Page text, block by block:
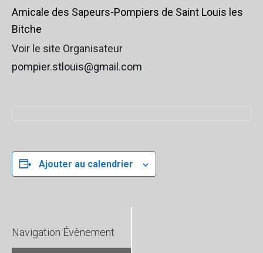
Amicale des Sapeurs-Pompiers de Saint Louis les
Bitche
Voir le site Organisateur
pompier.stlouis@gmail.com
Ajouter au calendrier
Navigation Évènement